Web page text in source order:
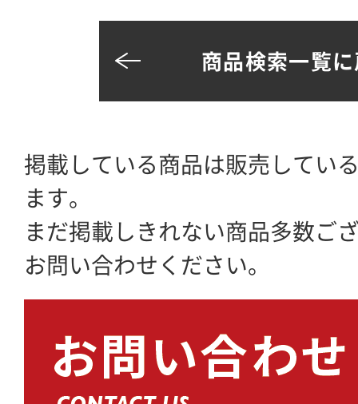
商品検索一覧
掲載している商品は販売してい
ます。
まだ掲載しきれない商品多数ご
お問い合わせください。